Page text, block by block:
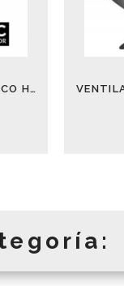
VENTILADOR HAYATE BLANCO HAYA 120 CM